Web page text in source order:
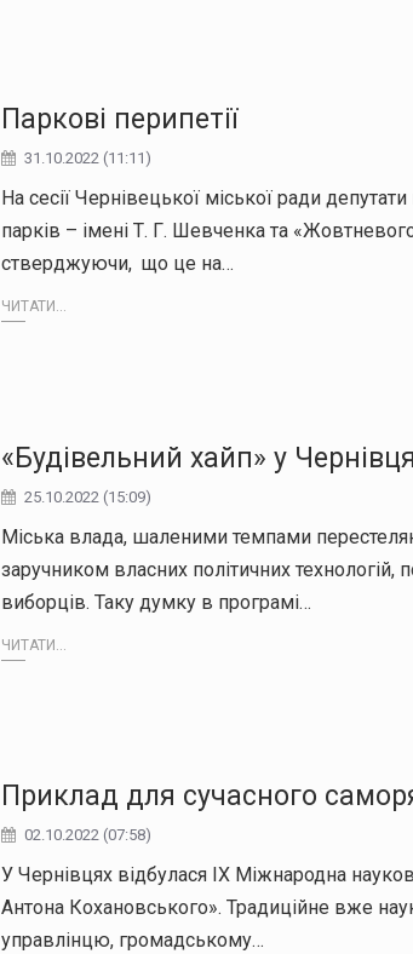
Паркові перипетії
31.10.2022 (11:11)
На сесії Чернівецької міської ради
парків – імені Т. Г. Шевченка та
стверджуючи, що це на…
ЧИТАТИ...
«Будівельний хайп» у
25.10.2022 (15:09)
Міська влада, шаленими темпами
заручником власних політичних
виборців. Таку думку в програмі…
ЧИТАТИ...
Приклад для сучасного
02.10.2022 (07:58)
У Чернівцях відбулася IX Міжнародна
Антона Кохановського». Традиційне вже
управлінцю, громадському…